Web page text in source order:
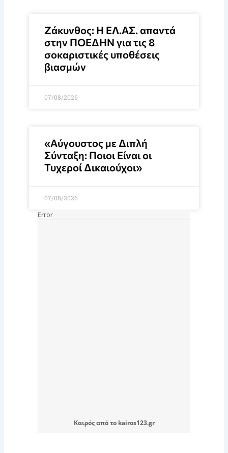
Ζάκυνθος: Η ΕΛ.ΑΣ. απαντά
στην ΠΟΕΔΗΝ για τις 8
σοκαριστικές υποθέσεις
βιασμών
07/08/2026
«Αύγουστος με Διπλή
Σύνταξη: Ποιοι Είναι οι
Τυχεροί Δικαιούχοι»
07/08/2026
Καιρόςαπό το kairos123.gr